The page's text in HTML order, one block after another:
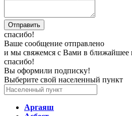
спасибо!
Ваше сообщение отправлено
и мы свяжемся с Вами в ближайшее
спасибо!
Вы оформили подписку!
Выберите свой населенный пункт
Аргаяш